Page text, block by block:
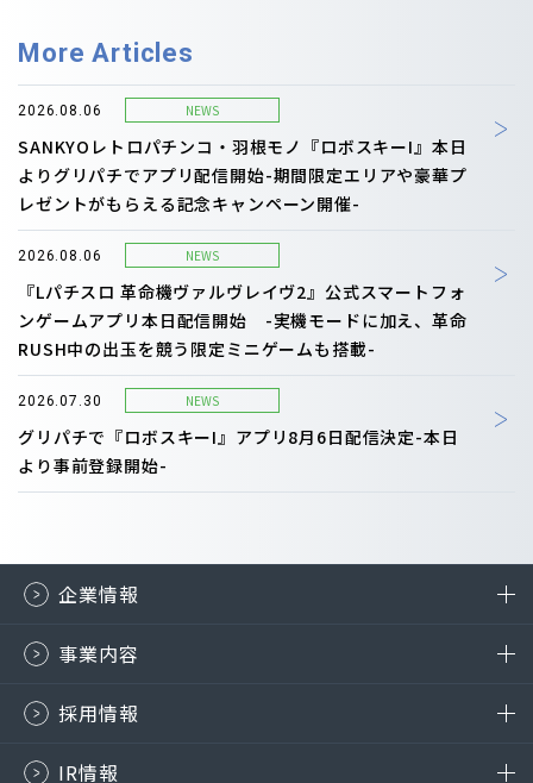
More Articles
2026.08.06 NEWS
SANKYOレトロパチンコ・羽根モノ『ロボスキーI』本日
よりグリパチでアプリ配信開始-期間限定エリアや豪華プ
レゼントがもらえる記念キャンペーン開催-
2026.08.06 NEWS
『Lパチスロ 革命機ヴァルヴレイヴ2』公式スマートフォ
ンゲームアプリ本日配信開始 -実機モードに加え、革命
RUSH中の出玉を競う限定ミニゲームも搭載-
2026.07.30 NEWS
グリパチで『ロボスキーI』アプリ8月6日配信決定-本日
より事前登録開始-
企業情報
事業内容
採用情報
IR情報